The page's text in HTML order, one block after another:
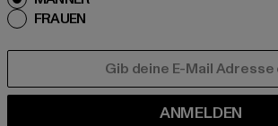
FRAUEN
ANMELDEN